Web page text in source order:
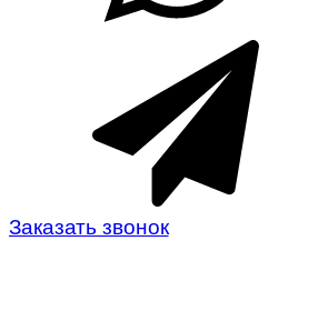
Заказать звонок